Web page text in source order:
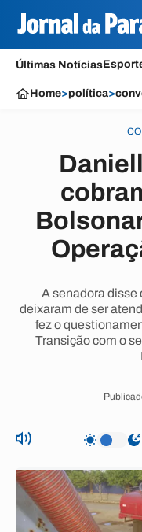
Últimas Notícias
Home>política>
A senadora disse
deixaram de ser
fez o
Transição com o